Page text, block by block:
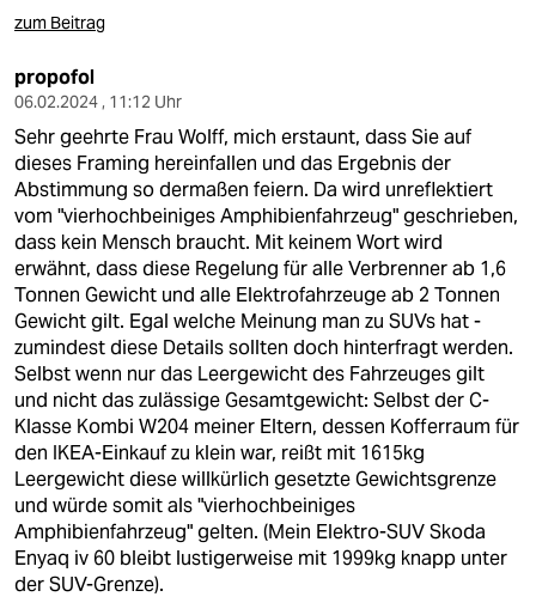
zum Beitrag
propofol
06.02.2024 , 11:12 Uhr
Sehr geehrte Frau Wolff, mich erstaunt, dass Sie auf
dieses Framing hereinfallen und das Ergebnis der
Abstimmung so dermaßen feiern. Da wird unreflektiert
vom "vierhochbeiniges Amphibienfahrzeug" geschrieben,
dass kein Mensch braucht. Mit keinem Wort wird
erwähnt, dass diese Regelung für alle Verbrenner ab 1,6
Tonnen Gewicht und alle Elektrofahrzeuge ab 2 Tonnen
Gewicht gilt. Egal welche Meinung man zu SUVs hat -
zumindest diese Details sollten doch hinterfragt werden.
Selbst wenn nur das Leergewicht des Fahrzeuges gilt
und nicht das zulässige Gesamtgewicht: Selbst der C-
Klasse Kombi W204 meiner Eltern, dessen Kofferraum für
den IKEA-Einkauf zu klein war, reißt mit 1615kg
Leergewicht diese willkürlich gesetzte Gewichtsgrenze
und würde somit als "vierhochbeiniges
Amphibienfahrzeug" gelten. (Mein Elektro-SUV Skoda
Enyaq iv 60 bleibt lustigerweise mit 1999kg knapp unter
der SUV-Grenze).